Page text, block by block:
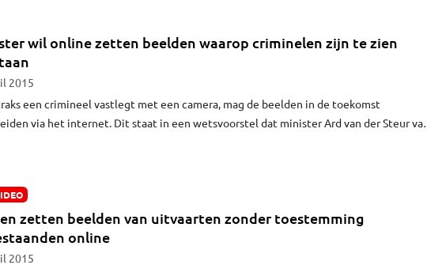
wil online zetten beelden waarop criminelen zijn te zien
2015
een crimineel vastlegt met een camera, mag de beelden in de toekomst
via het internet. Dit staat in een wetsvoorstel dat minister Ard van der Steur
zetten beelden van uitvaarten zonder toestemming
online
2015